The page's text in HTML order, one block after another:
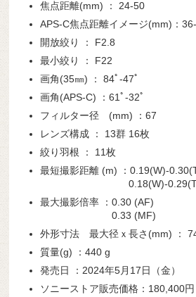
焦点距離(mm) ： 24-50
APS-C焦点距離イメージ(mm)：
開放絞り ： F2.8
最小絞り ： F22
画角(35㎜) ： 84ﾟ-47ﾟ
画角(APS-C) ：61ﾟ-32ﾟ
フィルター径 (mm) ：67
レンズ構成 ： 13群 16枚
絞り羽根 ： 11枚
最短撮影距離 (m) ：0.19(W)-
0.18(W)-0.29(T)
最大撮影倍率 ：0.30 (AF)
0.33 (MF)
外形寸法 最大径ｘ長さ(mm) ：
質量(g) ：440 g
発売日 ：2024年5月17日（金）
ソニーストア販売価格：180,400円